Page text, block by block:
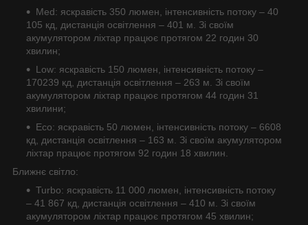
Med: яскравість 350 люмен, інтенсивність потоку – 40
105 кд, дистанція освітлення – 401 м. Зі своїм
акумулятором ліхтар працює протягом 22 годин 30
хвилин;
Low: яскравість 150 люмен, інтенсивність потоку –
170239 кд, дистанція освітлення – 263 м. Зі своїм
акумулятором ліхтар працює протягом 44 годин 31
хвилини;
Eco: яскравість 50 люмен, інтенсивність потоку – 6608
кд, дистанція освітлення – 163 м. Зі своїм акумулятором
ліхтар працює протягом 92 годин 18 хвилин.
Ближнє світло:
Turbo: яскравість 11 000 люмен, інтенсивність потоку
– 41 867 кд, дистанція освітлення – 410 м. Зі своїм
акумулятором ліхтар працює протягом 45 хвилин;